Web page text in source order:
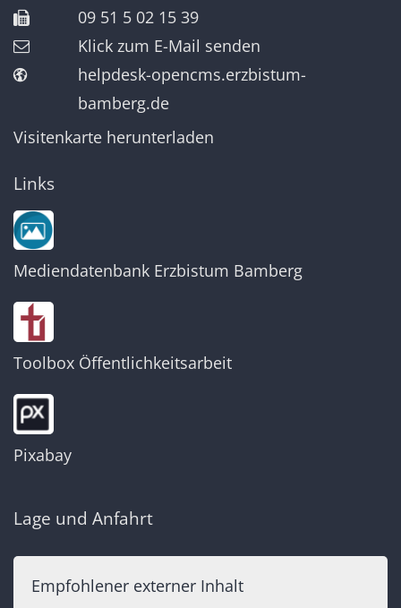
09 51 5 02 15 39
Klick zum E-Mail senden
helpdesk-opencms.erzbistum-
bamberg.de
Visitenkarte herunterladen
Links
Mediendatenbank Erzbistum Bamberg
Toolbox Öffentlichkeitsarbeit
Pixabay
Lage und Anfahrt
Empfohlener externer Inhalt